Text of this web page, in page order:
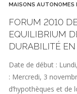
MAISONS AUTONOMES
FORUM 2010
EQUILIBRIUM
DURABILITÉ
Date de début :
: Mercredi, 3
d’hypothèques et de